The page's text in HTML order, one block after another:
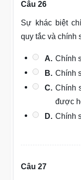
Câu 26
Sự khác biệt
quy tắc và chính
A. Chính
B. Chính
C. Chính
được
D. Chính
Câu 27